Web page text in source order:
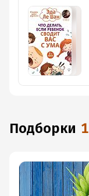
Подборки 1